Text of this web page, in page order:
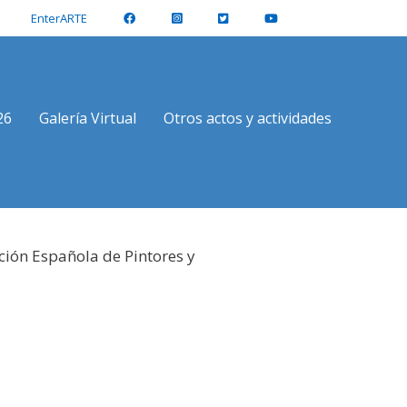
EnterARTE
Galería Virtual Otros actos y actividades
Española de Pintores y